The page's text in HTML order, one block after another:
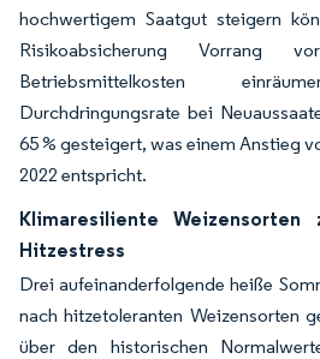
hochwertigem Saatgut steigern
Risikoabsicherung Vorrang
Betriebsmittelkosten
Durchdringungsrate bei
65 % gesteigert, was einem Anstieg
2022 entspricht.
Klimaresiliente Weizensorten
Hitzestress
Drei aufeinanderfolgende heiße
nach hitzetoleranten Weizensorten
über den historischen